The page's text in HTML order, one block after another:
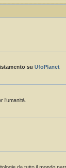
su UfoPlanet